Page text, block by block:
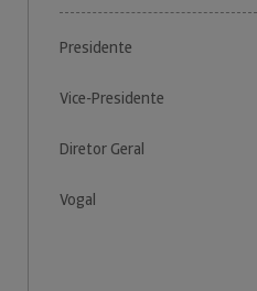
Presidente
Vice-Presidente
Diretor Geral
Vogal